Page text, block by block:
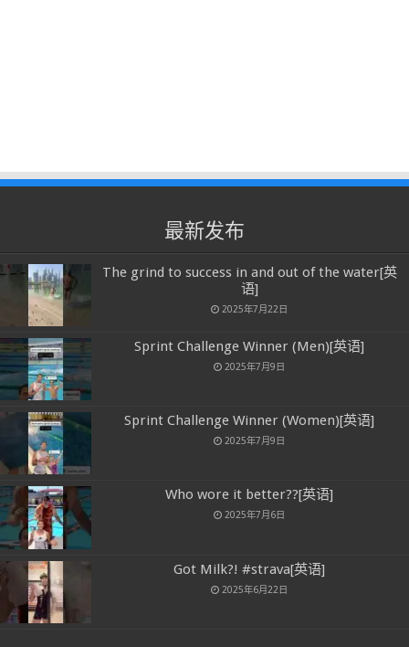
最新发布
The grind to success in and out of the water[英
语]
2025年7月22日
Sprint Challenge Winner (Men)[英语]
2025年7月9日
Sprint Challenge Winner (Women)[英语]
2025年7月9日
Who wore it better??[英语]
2025年7月6日
Got Milk?! #strava[英语]
2025年6月22日